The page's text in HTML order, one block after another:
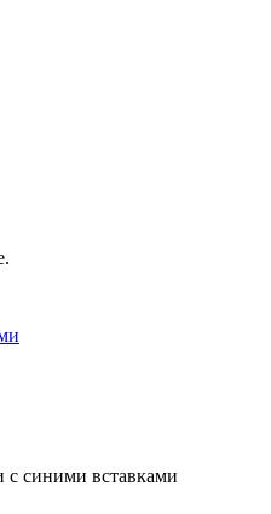
c синими вставками